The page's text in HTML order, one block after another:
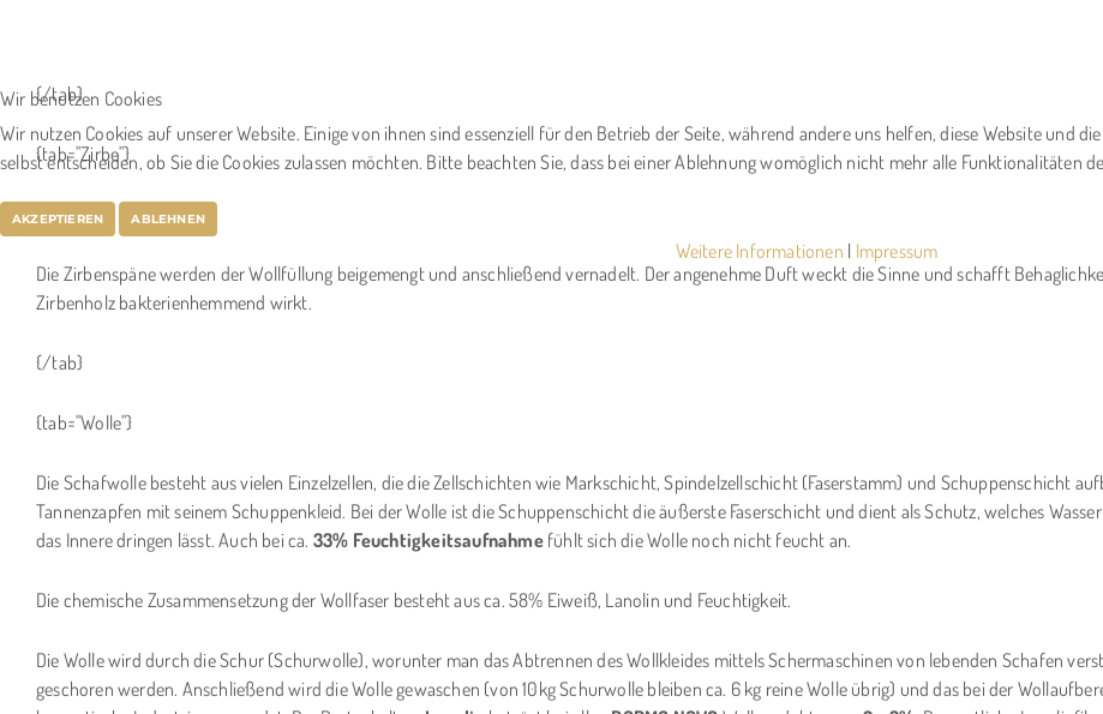
{/tab}
{tab="Zirbe"}
Zirbe
Die Zirbenspäne werden der Wollfüllung beigemengt und anschließend vernadelt. Der angenehme Duft weckt die Sinne und schafft
Zirbenholz bakterienhemmend wirkt.
{/tab}
{tab="Wolle"}
Die Schafwolle besteht aus vielen Einzelzellen, die die Zellschichten wie Markschicht, Spindelzellschicht (Faserstamm) und Schuppenschicht
Tannenzapfen mit seinem Schuppenkleid. Bei der Wolle ist die Schuppenschicht die äußerste Faserschicht und dient als Schutz, welches
das Innere dringen lässt. Auch bei ca. 33% Feuchtigkeitsaufnahmefühlt sich die Wolle noch nicht feucht an.
Die chemische Zusammensetzung der Wollfaser besteht aus ca. 58% Eiweiß, Lanolin und Feuchtigkeit.
Die Wolle wird durch die Schur (Schurwolle), worunter man das Abtrennen des Wollkleides mittels Schermaschinen von lebenden Schafen
geschoren werden. Anschließend wird die Wolle gewaschen (von 10kg Schurwolle bleiben ca. 6 kg reine Wolle übrig) und das bei der
Wir benutzen Cookies
Wir nutzen Cookies auf unserer Website. Einige von ihnen sind essenziell für den Betrieb der Seite, während andere uns helfen, diese Website und
selbst entscheiden, ob Sie die Cookies zulassen möchten. Bitte beachten Sie, dass bei einer Ablehnung womöglich nicht mehr alle Funktionalitäten
AKZEPTIEREN ABLEHNEN
Weitere Informationen | Impressum